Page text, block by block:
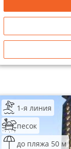
1-я линия
песок
до пляжа 50 м